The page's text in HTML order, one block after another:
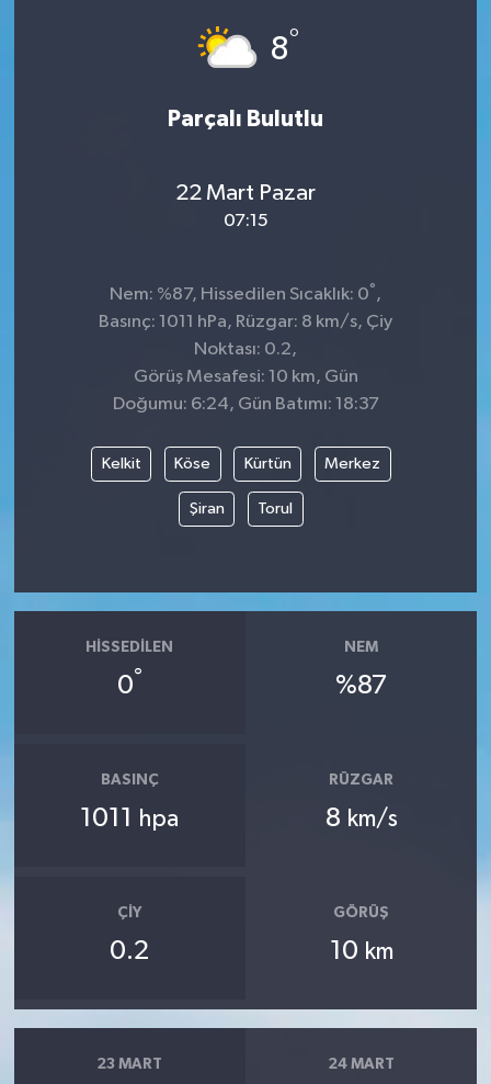
8°
Parçalı Bulutlu
22 Mart Pazar
07:15
Nem: %87, Hissedilen Sıcaklık: 0° ,
Basınç: 1011 hPa, Rüzgar: 8 km/s, Çiy
Noktası: 0.2,
Görüş Mesafesi: 10 km, Gün
Doğumu: 6:24, Gün Batımı: 18:37
Kelkit Köse Kürtün Merkez
Şiran Torul
HISSEDILEN
0°
NEM
%87
BASINÇ
1011 hpa
RÜZGAR
8 km/s
ÇIY
0.2
GÖRÜŞ
10 km
23 MART 24 MART
Magazin
haber ara
Yazarlarımız
Tüm Haberler
Videolu Haberler